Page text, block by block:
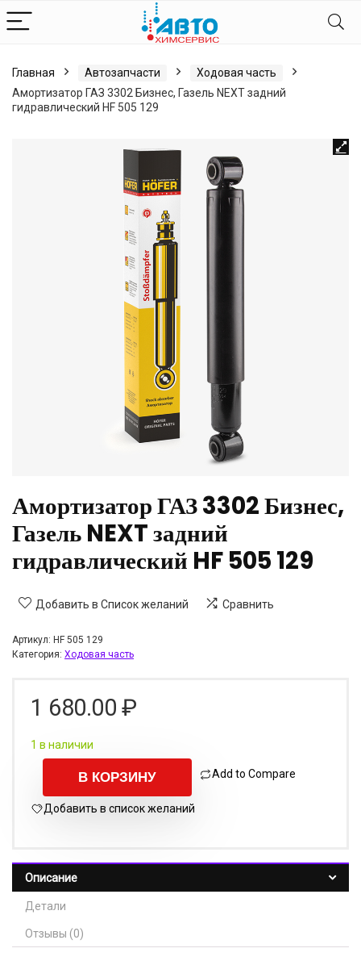
Главная Автозапчасти
Ходовая часть
Амортизатор ГАЗ 3302 Бизнес, Газель NEXT задний
гидравлический HF 505 129
Амортизатор ГАЗ 3302 Бизнес,
Газель NEXT задний
гидравлический HF 505 129
Добавить в Список желаний Сравнить
Артикул: HF 505 129
Категория: Ходовая часть
1 680.00 ₽
1 в наличии
В КОРЗИНУ Add to Compare
Добавить в список желаний
Описание
Детали
Отзывы (0)